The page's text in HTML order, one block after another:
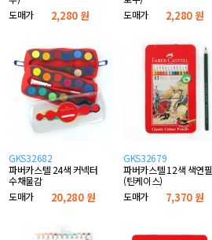
도매가
2,280 원
도매가
2,280 원
GKS32682
파버카스텔 24색 커넥터
수채물감
도매가
20,280 원
GKS32679
파버카스텔 12색 색연필
(틴케이스)
도매가
7,370 원